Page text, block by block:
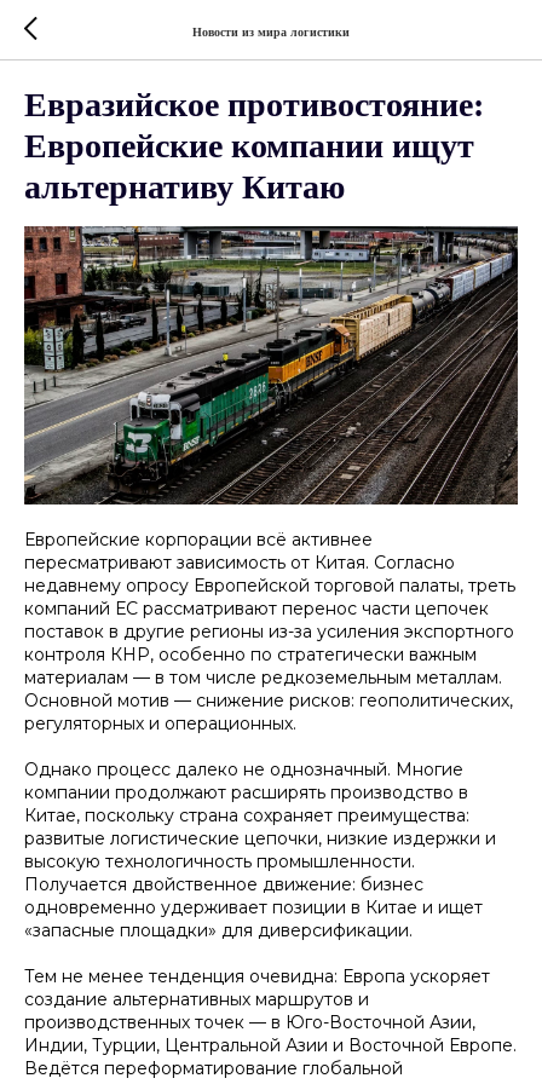
Новости из мира логистики
Евразийское противостояние:
Европейские компании ищут
альтернативу Китаю
Европейские корпорации всё активнее
пересматривают зависимость от Китая. Согласно
недавнему опросу Европейской торговой палаты, треть
компаний ЕС рассматривают перенос части цепочек
поставок в другие регионы из-за усиления экспортного
контроля КНР, особенно по стратегически важным
материалам — в том числе редкоземельным металлам.
Основной мотив — снижение рисков: геополитических,
регуляторных и операционных.
Однако процесс далеко не однозначный. Многие
компании продолжают расширять производство в
Китае, поскольку страна сохраняет преимущества:
развитые логистические цепочки, низкие издержки и
высокую технологичность промышленности.
Получается двойственное движение: бизнес
одновременно удерживает позиции в Китае и ищет
«запасные площадки» для диверсификации.
Тем не менее тенденция очевидна: Европа ускоряет
создание альтернативных маршрутов и
производственных точек — в Юго-Восточной Азии,
Индии, Турции, Центральной Азии и Восточной Европе.
Ведётся переформатирование глобальной